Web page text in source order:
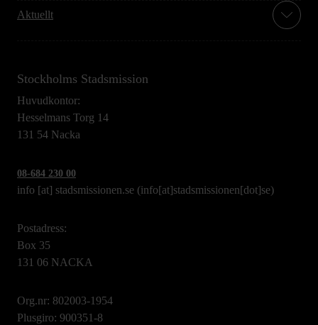
Aktuellt
Stockholms Stadsmission
Huvudkontor:
Hesselmans Torg 14
131 54 Nacka
08-684 230 00
info [at] stadsmissionen.se (info[at]stadsmissionen[dot]se)
Postadress:
Box 35
131 06 NACKA
Org.nr: 802003-1954
Plusgiro: 900351-8